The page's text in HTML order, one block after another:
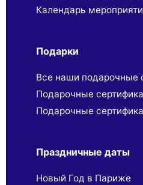
Календарь
Подарки
Все наши подарочные
Подарочные
Подарочные
Праздничные даты
Новый Год в Париже